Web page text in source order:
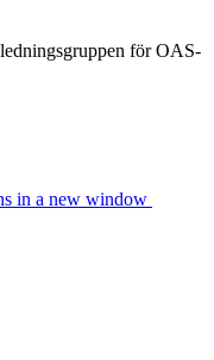
för OAS-
in a new window